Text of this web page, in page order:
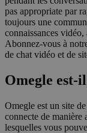
pas appropriate par
toujours une
connaissances
Abonnez-vous à
de chat vidéo et de
Omegle est-
Omegle est un site
connecte de manière
lesquelles vous